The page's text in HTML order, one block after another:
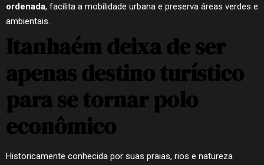
ordenada, facilita a mobilidade urbana e preserva áreas verdes e
ambientais.
Itanhaém deixa de ser
apenas destino turístico
para se tornar polo
econômico
Historicamente conhecida por suas praias, rios e natureza